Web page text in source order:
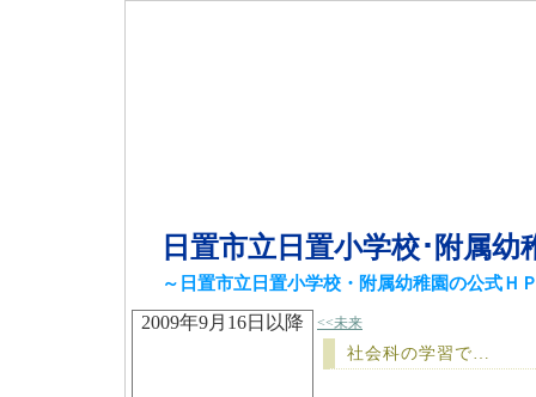
日置市立日置小学校･附属幼
～日置市立日置小学校・附属幼稚園の公式Ｈ
2009年9月16日以降 <<未来
社会科の学習で…